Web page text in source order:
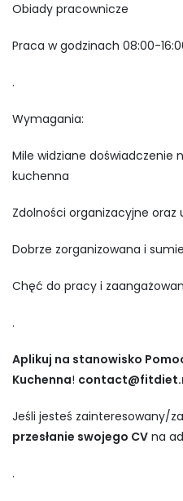
Obiady pracownicze
Praca w godzinach 08:00-
.
Wymagania:
Mile widziane doświadczenie
kuchenna
Zdolności organizacyjne
Dobrze zorganizowana i
Chęć do pracy i
.
Aplikuj na stanowisko
Kuchenna!
Jeśli jesteś zainteresowany/
przesłanie swojego CV na
.